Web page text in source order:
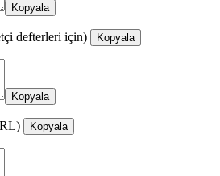
Kopyala
defterleri için) Kopyala
Kopyala
Kopyala